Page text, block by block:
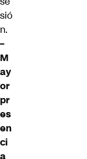
sió
n.
–
M
ay
or
pr
es
en
ci
a